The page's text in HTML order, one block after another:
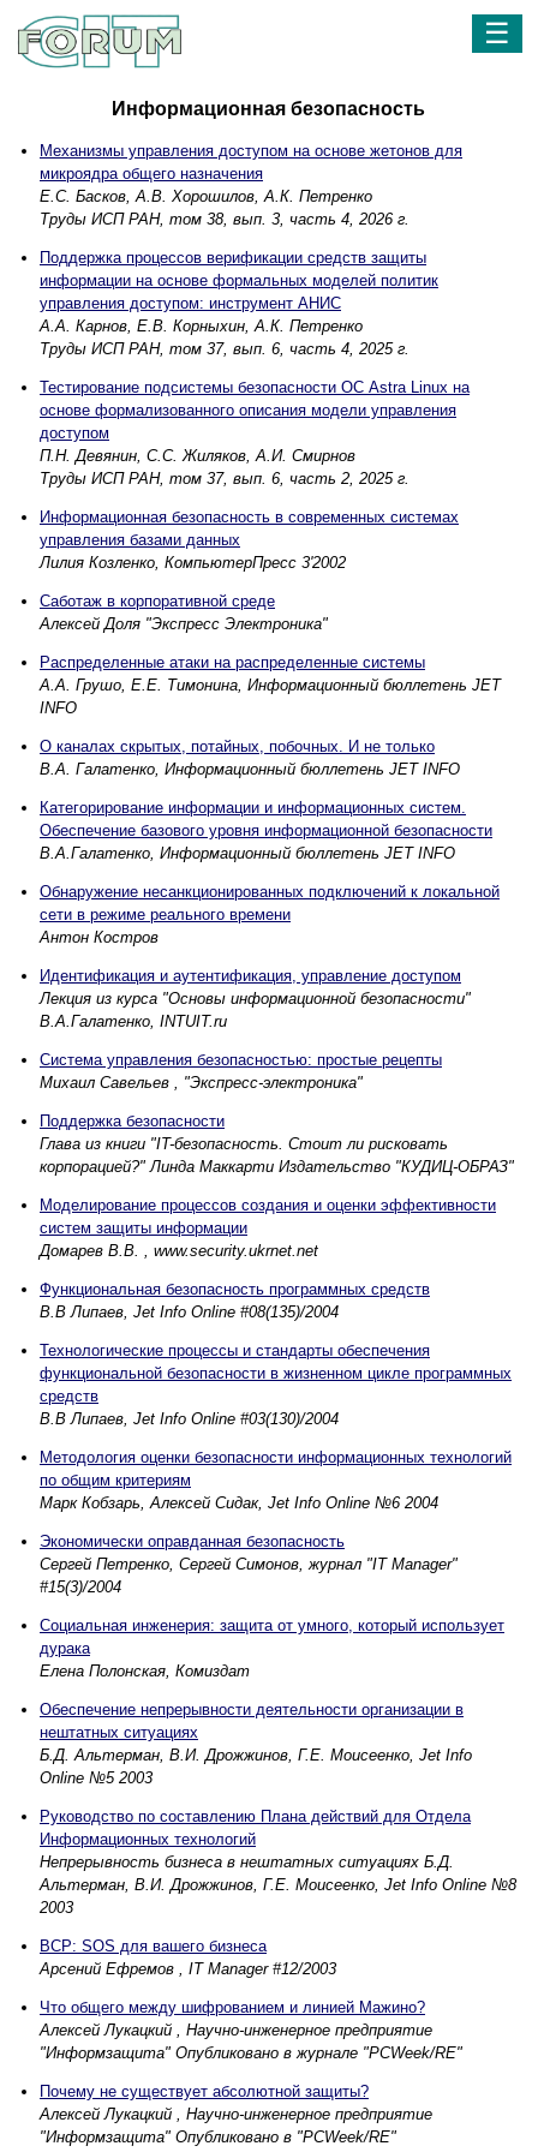
☰
Информационная безопасность
Механизмы управления доступом на основе жетонов для
микроядра общего назначения
Е.С. Басков, А.В. Хорошилов, А.К. Петренко
Труды ИСП РАН, том 38, вып. 3, часть 4, 2026 г.
Поддержка процессов верификации средств защиты
информации на основе формальных моделей политик
управления доступом: инструмент АНИС
А.А. Карнов, Е.В. Корныхин, А.К. Петренко
Труды ИСП РАН, том 37, вып. 6, часть 4, 2025 г.
Тестирование подсистемы безопасности ОС Astra Linux на
основе формализованного описания модели управления
доступом
П.Н. Девянин, С.С. Жиляков, А.И. Смирнов
Труды ИСП РАН, том 37, вып. 6, часть 2, 2025 г.
Информационная безопасность в современных системах
управления базами данных
Лилия Козленко, КомпьютерПресс 3'2002
Саботаж в корпоративной среде
Алексей Доля "Экспресс Электроника"
Распределенные атаки на распределенные системы
А.А. Грушо, Е.Е. Тимонина, Информационный бюллетень JET
INFO
О каналах скрытых, потайных, побочных. И не только
В.А. Галатенко, Информационный бюллетень JET INFO
Категорирование информации и информационных систем.
Обеспечение базового уровня информационной безопасности
В.А.Галатенко, Информационный бюллетень JET INFO
Обнаружение несанкционированных подключений к локальной
сети в режиме реального времени
Антон Костров
Идентификация и аутентификация, управление доступом
Лекция из курса "Основы информационной безопасности"
В.А.Галатенко, INTUIT.ru
Система управления безопасностью: простые рецепты
Михаил Савельев , "Экспресс-электроника"
Поддержка безопасности
Глава из книги "IT-безопасность. Стоит ли рисковать
корпорацией?" Линда Маккарти Издательство "КУДИЦ-ОБРАЗ"
Моделирование процессов создания и оценки эффективности
систем защиты информации
Домарев В.В. , www.security.ukrnet.net
Функциональная безопасность программных средств
В.В Липаев, Jet Info Online #08(135)/2004
Технологические процессы и стандарты обеспечения
функциональной безопасности в жизненном цикле программных
средств
В.В Липаев, Jet Info Online #03(130)/2004
Методология оценки безопасности информационных технологий
по общим критериям
Марк Кобзарь, Алексей Сидак, Jet Info Online №6 2004
Экономически оправданная безопасность
Сергей Петренко, Сергей Симонов, журнал "IT Manager"
#15(3)/2004
Социальная инженерия: защита от умного, который использует
дурака
Елена Полонская, Комиздат
Обеспечение непрерывности деятельности организации в
нештатных ситуациях
Б.Д. Альтерман, В.И. Дрожжинов, Г.Е. Моисеенко, Jet Info
Online №5 2003
Руководство по составлению Плана действий для Отдела
Информационных технологий
Непрерывность бизнеса в нештатных ситуациях Б.Д.
Альтерман, В.И. Дрожжинов, Г.Е. Моисеенко, Jet Info Online №8
2003
BCP: SOS для вашего бизнеса
Арсений Ефремов , IT Manager #12/2003
Что общего между шифрованием и линией Мажино?
Алексей Лукацкий , Научно-инженерное предприятие
"Информзащита" Опубликовано в журнале "PCWeek/RE"
Почему не существует абсолютной защиты?
Алексей Лукацкий , Научно-инженерное предприятие
"Информзащита" Опубликовано в "PCWeek/RE"